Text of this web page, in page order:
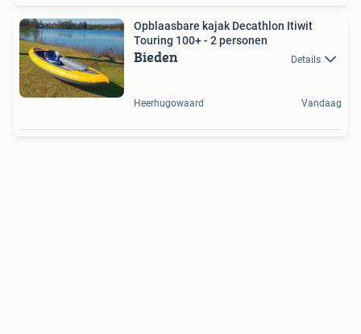
Opblaasbare kajak Decathlon Itiwit
Touring 100+ - 2 personen
Bieden Details
Heerhugowaard Vandaag